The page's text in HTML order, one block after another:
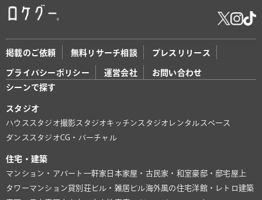
掲載のご依頼 無料リサーチ相談 プレスリリース
プライバシーポリシー 運営会社
お問い合わせ
シーンで探す
スタジオ
ハウススタジオ撮影スタジオキッチンスタジオ レンタルスペース
ダンススタジオCG・バーチャル
住宅・建築
マンション・アパート 一軒家 日本家屋・古民家・和室豪邸・邸宅屋上
タワーマンション貸別荘ビル・雑居ビル海外風の住宅洋館・レトロ建築